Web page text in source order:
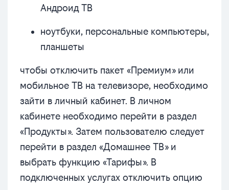
Андроид ТВ
ноутбуки, персональные компьютеры,
планшеты
чтобы отключить пакет «Премиум» или
мобильное ТВ на телевизоре, необходимо
зайти в личный кабинет. В личном
кабинете необходимо перейти в раздел
«Продукты». Затем пользователю следует
перейти в раздел «Домашнее ТВ» и
выбрать функцию «Тарифы». В
подключенных услугах отключить опцию